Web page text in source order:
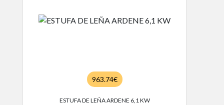
963.74€
ESTUFA DE LEÑA ARDENE 6,1 KW